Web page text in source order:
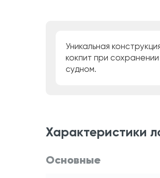
Уникальная
кокпит при
судном.
Характеристики
Основные